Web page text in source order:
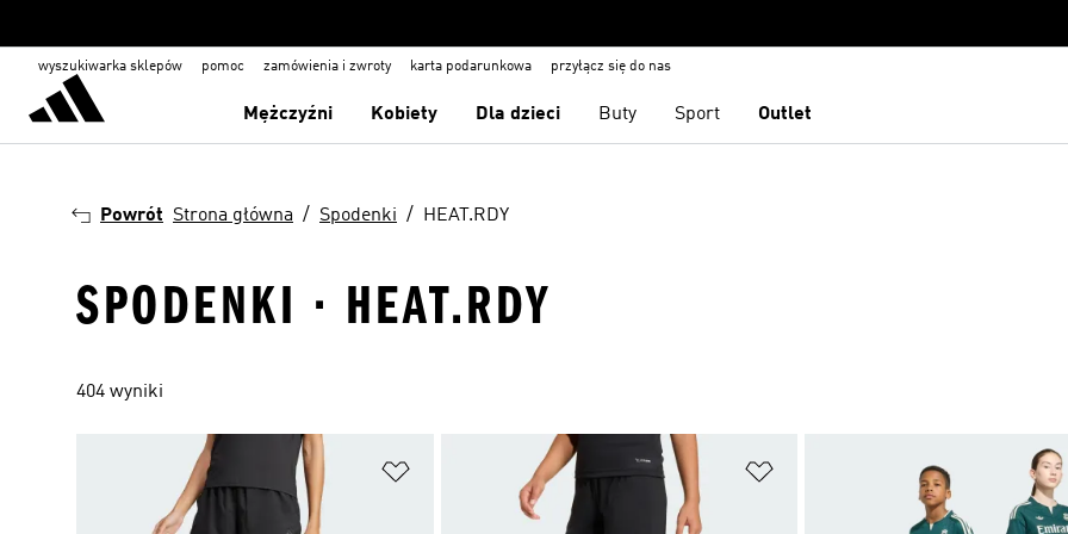
wyszukiwarka sklepów pomoc zamówienia i zwroty karta podarunkowa przyłącz się do nas
Mężczyźni Kobiety Dla dzieci Buty Sport Outlet
Powrót Strona główna Spodenki HEAT.RDY
SPODENKI · HEAT.RDY
404 wyniki
Dodaj do listy życzeń Dodaj do listy życzeń